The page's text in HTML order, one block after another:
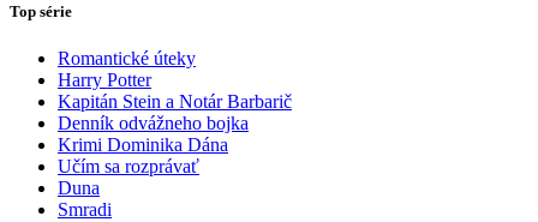
Top série
Romantické úteky
Harry Potter
Kapitán Stein a Notár Barbarič
Denník odvážneho bojka
Krimi Dominika Dána
Učím sa rozprávať
Duna
Smradi